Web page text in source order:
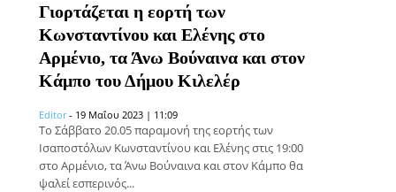
Γιορτάζεται η εορτή των
Κωνσταντίνου και Ελένης στο
Αρμένιο, τα Άνω Βούναινα και στον
Κάμπο του Δήμου Κιλελέρ
Editor - 19 Μαΐου 2023 | 11:09
Το Σάββατο 20.05 παραμονή της εορτής των
Ισαποστόλων Κωνσταντίνου και Ελένης στις 19:00
στο Αρμένιο, τα Άνω Βούναινα και στον Κάμπο θα
ψαλεί εσπερινός...